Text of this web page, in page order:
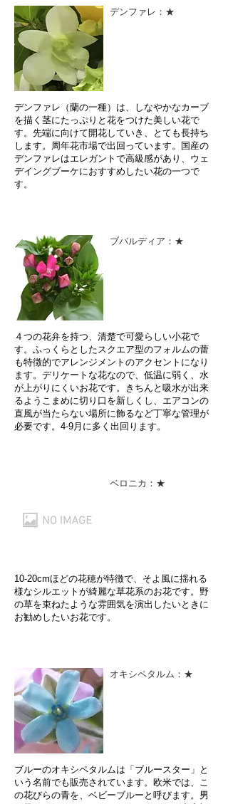
デンファレ：★
デンファレ（蘭の一種）は、しなやかなカーブ
を描く茎にたっぷりと花をつけた美しい花で
す。先端に向けて開花していき、とても長持ち
します。周年花市場で出回っています。国産の
デンファレはエレガントで高級感があり、ウェ
デイングブーケにおすすめしたい花の一つで
す。
ブバルディア：★
４つの花弁を持つ、清楚で可愛らしい小花で
す。ふっくらとしたスクエア型のフォルムの蕾
も特徴的でアレンジメントのアクセントになり
ます。デリケートな花なので、低温に弱く、水
が上がりにくいお花です。きちんと吸水が出来
るようこまめに切り口を新しくし、エアコンの
直風が当たらない場所に飾るなど丁寧な管理が
必要です。4-9月に多く出回ります。
ベロニカ：★
10-20cmほどの花穂が特徴で、そよ風に揺れる
様なシルエットが綺麗な草花系のお花です。野
の草を束ねたような雰囲気を演出したいときに
お勧めしたいお花です。
オキシペタルム：★
ブルーのオキシペタルムは「ブルースター」と
いう名前でも販売されています。欧米では、こ
の花びらの青を、ベビーブルーと呼びます。男